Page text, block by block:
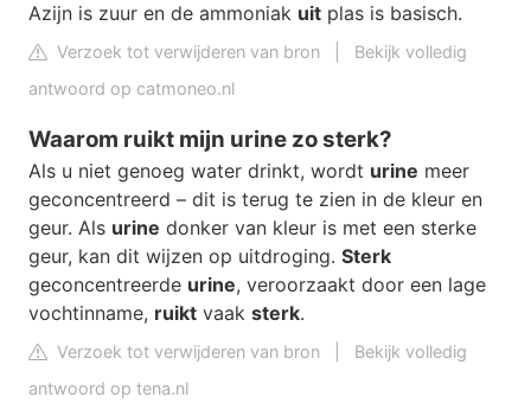
Azijn is zuur en de ammoniak uit plas is basisch.
Verzoek tot verwijderen van bron
Bekijk volledig
antwoord op catmoneo.nl
Waarom ruikt mijn urine zo sterk?
Als u niet genoeg water drinkt, wordt urine meer
geconcentreerd – dit is terug te zien in de kleur en
geur. Als urine donker van kleur is met een sterke
geur, kan dit wijzen op uitdroging. Sterk
geconcentreerde urine, veroorzaakt door een lage
vochtinname, ruikt vaak sterk.
Verzoek tot verwijderen van bron
Bekijk volledig
antwoord op tena.nl